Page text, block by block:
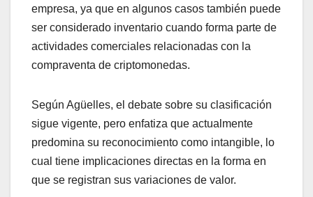
empresa, ya que en algunos casos también puede
ser considerado inventario cuando forma parte de
actividades comerciales relacionadas con la
compraventa de criptomonedas.
Según Agüelles, el debate sobre su clasificación
sigue vigente, pero enfatiza que actualmente
predomina su reconocimiento como intangible, lo
cual tiene implicaciones directas en la forma en
que se registran sus variaciones de valor.